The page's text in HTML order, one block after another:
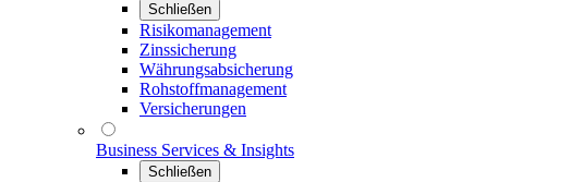
Schließen
Risikomanagement
Zinssicherung
Währungsabsicherung
Rohstoffmanagement
Versicherungen
Business Services & Insights
Schließen